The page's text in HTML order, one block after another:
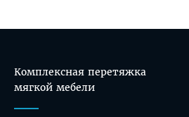
Комплексная перетяжка
мягкой мебели